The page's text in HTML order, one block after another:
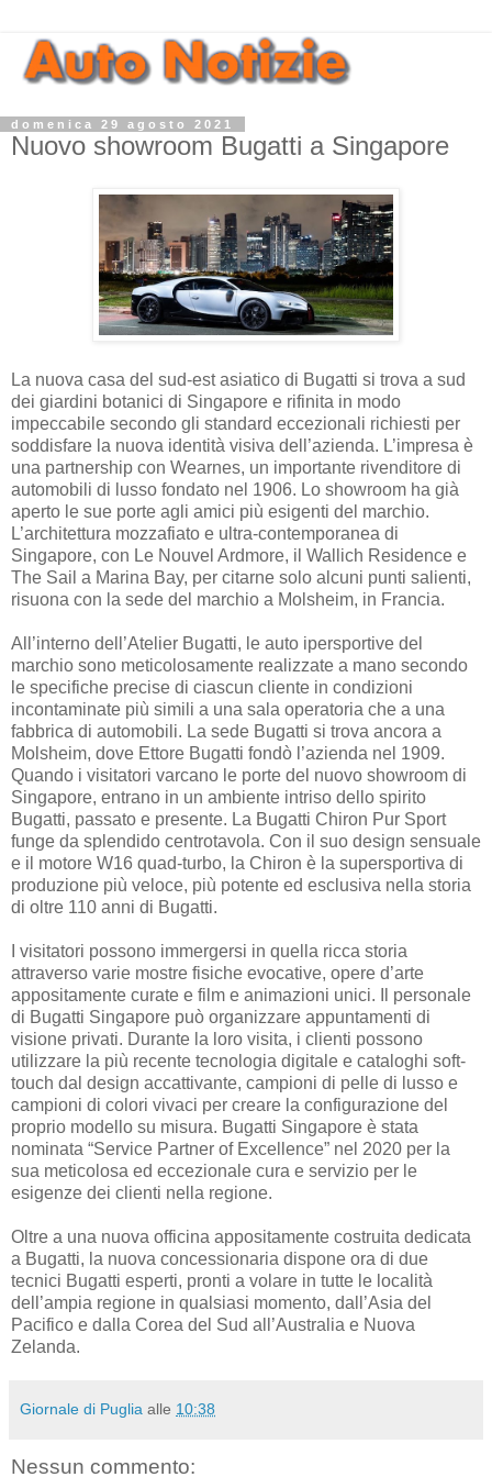
domenica 29 agosto 2021
Nuovo showroom Bugatti a Singapore
La nuova casa del sud-est asiatico di Bugatti si trova a sud
dei giardini botanici di Singapore e rifinita in modo
impeccabile secondo gli standard eccezionali richiesti per
soddisfare la nuova identità visiva dell’azienda. L’impresa è
una partnership con Wearnes, un importante rivenditore di
automobili di lusso fondato nel 1906. Lo showroom ha già
aperto le sue porte agli amici più esigenti del marchio.
L’architettura mozzafiato e ultra-contemporanea di
Singapore, con Le Nouvel Ardmore, il Wallich Residence e
The Sail a Marina Bay, per citarne solo alcuni punti salienti,
risuona con la sede del marchio a Molsheim, in Francia.
All’interno dell’Atelier Bugatti, le auto ipersportive del
marchio sono meticolosamente realizzate a mano secondo
le specifiche precise di ciascun cliente in condizioni
incontaminate più simili a una sala operatoria che a una
fabbrica di automobili. La sede Bugatti si trova ancora a
Molsheim, dove Ettore Bugatti fondò l’azienda nel 1909.
Quando i visitatori varcano le porte del nuovo showroom di
Singapore, entrano in un ambiente intriso dello spirito
Bugatti, passato e presente. La Bugatti Chiron Pur Sport
funge da splendido centrotavola. Con il suo design sensuale
e il motore W16 quad-turbo, la Chiron è la supersportiva di
produzione più veloce, più potente ed esclusiva nella storia
di oltre 110 anni di Bugatti.
I visitatori possono immergersi in quella ricca storia
attraverso varie mostre fisiche evocative, opere d’arte
appositamente curate e film e animazioni unici. Il personale
di Bugatti Singapore può organizzare appuntamenti di
visione privati. Durante la loro visita, i clienti possono
utilizzare la più recente tecnologia digitale e cataloghi soft-
touch dal design accattivante, campioni di pelle di lusso e
campioni di colori vivaci per creare la configurazione del
proprio modello su misura. Bugatti Singapore è stata
nominata “Service Partner of Excellence” nel 2020 per la
sua meticolosa ed eccezionale cura e servizio per le
esigenze dei clienti nella regione.
Oltre a una nuova officina appositamente costruita dedicata
a Bugatti, la nuova concessionaria dispone ora di due
tecnici Bugatti esperti, pronti a volare in tutte le località
dell’ampia regione in qualsiasi momento, dall’Asia del
Pacifico e dalla Corea del Sud all’Australia e Nuova
Zelanda.
Giornale di Puglia alle 10:38
Nessun commento: